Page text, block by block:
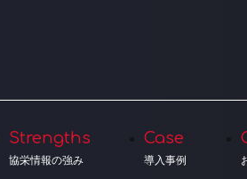
Strengths
協栄情報の強み
Case
導入事例